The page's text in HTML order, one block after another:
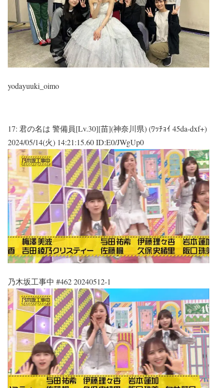
yodayuuki_oimo
17: 君の名は 警備員[Lv.30][苗](神奈川県) (ﾜｯﾁｮｲ 45da-dxf+)
2024/05/14(火) 14:21:15.60 ID:E0/JWgUp0
乃木坂工事中 #462 20240512-1